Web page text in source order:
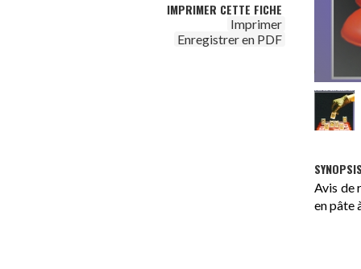
IMPRIMER CETTE FICHE
Imprimer
Enregistrer en PDF
Avis de
en pâte